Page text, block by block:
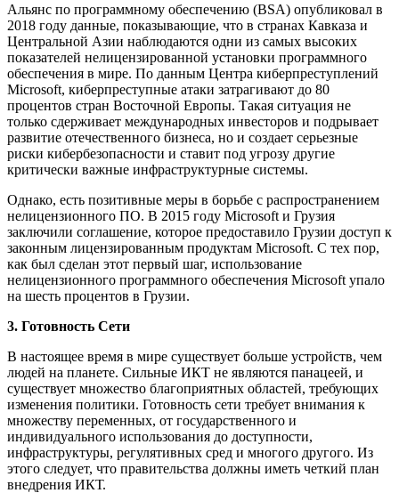
Альянс по программному обеспечению (BSA) опубликовал в
2018 году данные, показывающие, что в странах Кавказа и
Центральной Азии наблюдаются одни из самых высоких
показателей нелицензированной установки программного
обеспечения в мире. По данным Центра киберпреступлений
Microsoft, киберпреступные атаки затрагивают до 80
процентов стран Восточной Европы. Такая ситуация не
только сдерживает международных инвесторов и подрывает
развитие отечественного бизнеса, но и создает серьезные
риски кибербезопасности и ставит под угрозу другие
критически важные инфраструктурные системы.
Однако, есть позитивные меры в борьбе с распространением
нелицензионного ПО. В 2015 году Microsoft и Грузия
заключили соглашение, которое предоставило Грузии доступ к
законным лицензированным продуктам Microsoft. С тех пор,
как был сделан этот первый шаг, использование
нелицензионного программного обеспечения Microsoft упало
на шесть процентов в Грузии.
3. Готовность Сети
В настоящее время в мире существует больше устройств, чем
людей на планете. Сильные ИКТ не являются панацеей, и
существует множество благоприятных областей, требующих
изменения политики. Готовность сети требует внимания к
множеству переменных, от государственного и
индивидуального использования до доступности,
инфраструктуры, регулятивных сред и многого другого. Из
этого следует, что правительства должны иметь четкий план
внедрения ИКТ.